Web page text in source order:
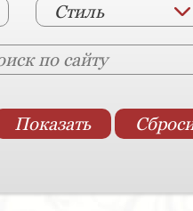
Стиль